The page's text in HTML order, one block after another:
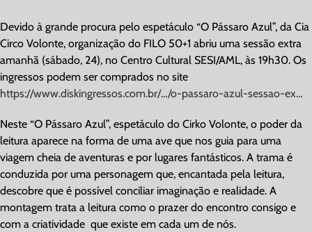
Larger
Image
Devido à grande procura pelo espetáculo “O Pássaro Azul”, da Cia
Circo Volonte, organização do FILO 50+1 abriu uma sessão extra
amanhã (sábado, 24), no Centro Cultural SESI/AML, às 19h30. Os
ingressos podem ser comprados no site
https://www.diskingressos.com.br/…/o-passaro-azul-sessao-ex…
Neste “O Pássaro Azul”, espetáculo do Cirko Volonte, o poder da
leitura aparece na forma de uma ave que nos guia para uma
viagem cheia de aventuras e por lugares fantásticos. A trama é
conduzida por uma personagem que, encantada pela leitura,
descobre que é possível conciliar imaginação e realidade. A
montagem trata a leitura como o prazer do encontro consigo e
com a criatividade que existe em cada um de nós.